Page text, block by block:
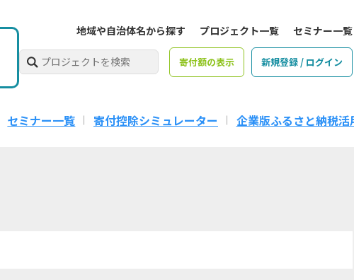
地域や自治体名から探す プロジェクト一覧 セミナー一覧
寄付額の表示 新規登録 / ログイン
セミナー一覧 寄付控除シミュレーター 企業版ふるさと納税活